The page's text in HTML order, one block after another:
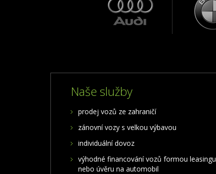
Naše služby
prodej vozů ze zahraničí
zánovní vozy s velkou výbavou
individuální dovoz
výhodné financování vozů formou leasingu
nebo úvěru na automobil